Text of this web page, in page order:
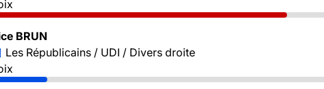
BRUN
DVD
Les Républicains / UDI / Divers droite